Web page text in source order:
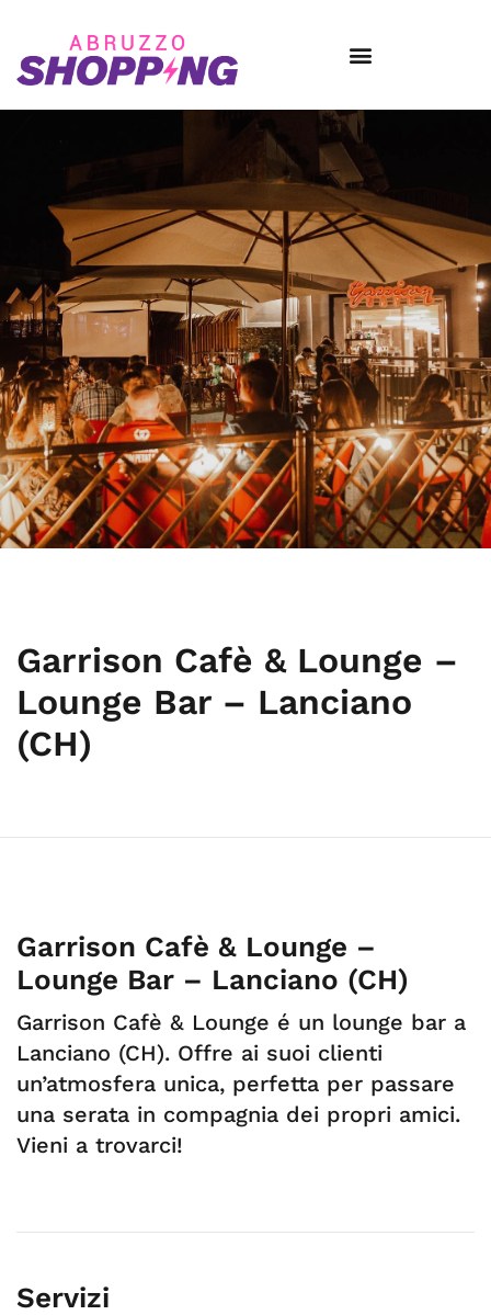
Garrison Cafè & Lounge –
Lounge Bar – Lanciano
(CH)
Garrison Cafè & Lounge –
Lounge Bar – Lanciano (CH)
Garrison Cafè & Lounge é un lounge bar a
Lanciano (CH). Offre ai suoi clienti
un’atmosfera unica, perfetta per passare
una serata in compagnia dei propri amici.
Vieni a trovarci!
Servizi